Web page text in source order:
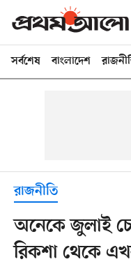
সর্বশেষ বাংলাদেশ
রাজনীতি
অনেকে জুলাই
রিকশা থেকে